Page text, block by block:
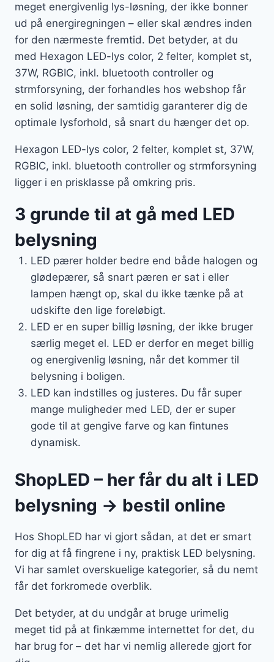
meget energivenlig lys-løsning, der ikke bonner
ud på energiregningen – eller skal ændres inden
for den nærmeste fremtid. Det betyder, at du
med Hexagon LED-lys color, 2 felter, komplet st,
37W, RGBIC, inkl. bluetooth controller og
strmforsyning, der forhandles hos webshop får
en solid løsning, der samtidig garanterer dig de
optimale lysforhold, så snart du hænger det op.
Hexagon LED-lys color, 2 felter, komplet st, 37W,
RGBIC, inkl. bluetooth controller og strmforsyning
ligger i en prisklasse på omkring pris.
3 grunde til at gå med LED
belysning
LED pærer holder bedre end både halogen og
glødepærer, så snart pæren er sat i eller
lampen hængt op, skal du ikke tænke på at
udskifte den lige foreløbigt.
LED er en super billig løsning, der ikke bruger
særlig meget el. LED er derfor en meget billig
og energivenlig løsning, når det kommer til
belysning i boligen.
LED kan indstilles og justeres. Du får super
mange muligheder med LED, der er super
gode til at gengive farve og kan fintunes
dynamisk.
ShopLED – her får du alt i LED
belysning → bestil online
Hos ShopLED har vi gjort sådan, at det er smart
for dig at få fingrene i ny, praktisk LED belysning.
Vi har samlet overskuelige kategorier, så du nemt
får det forkromede overblik.
Det betyder, at du undgår at bruge urimelig
meget tid på at finkæmme internettet for det, du
har brug for – det har vi nemlig allerede gjort for